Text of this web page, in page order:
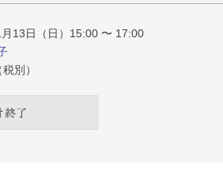
13日（日）15:00 〜 17:00
別）